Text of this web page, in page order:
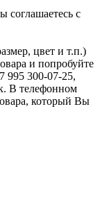
соглашаетесь с
цвет и т.п.)
и попробуйте
995 300-07-25,
В телефонном
который Вы